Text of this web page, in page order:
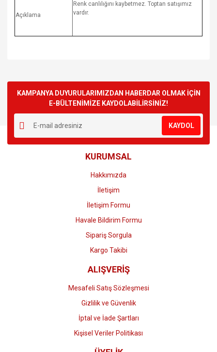
Açıklama
Renk canlılığını kaybetmez. Toptan satışımız
vardır.
Yorum Yaz
kullanarak tarafımıza iletebilirsiniz.
Görüş ve önerileriniz için teşekkür ederiz.
Ürün resmi kalitesiz, bozuk veya görüntülenemiyor.
Ürün açıklamasında eksik bilgiler bulunuyor.
Ürün bilgilerinde hatalar bulunuyor.
Ürün fiyatı diğer sitelerden daha pahalı.
Gönder
KAMPANYA DUYURULARIMIZDAN HABERDAR OLMAK İÇİN
E-BÜLTENİMİZE KAYDOLABİLİRSİNİZ!
KAYDOL
KURUMSAL
Hakkımızda
İletişim
İletişim Formu
Havale Bildirim Formu
Sipariş Sorgula
Kargo Takibi
ALIŞVERİŞ
Mesafeli Satış Sözleşmesi
Gizlilik ve Güvenlik
İptal ve İade Şartları
Kişisel Veriler Politikası